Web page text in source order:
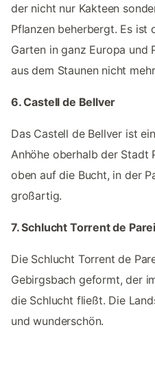
der nicht nur Kakteen
Pflanzen beherbergt. Es ist
Garten in ganz Europa und
aus dem Staunen nicht
6. Castell de Bellver
Das Castell de Bellver ist
Anhöhe oberhalb der Stadt
oben auf die Bucht, in der
großartig.
7. Schlucht Torrent de
Die Schlucht Torrent de
Gebirgsbach geformt, der
die Schlucht fließt. Die
und wunderschön.